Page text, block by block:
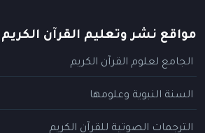
مواقع نشر وتعليم القرآن الكريم
الجامع لعلوم القرآن الكريم
السنة النبوية وعلومها
الترجمات الصوتية للقرآن الكريم